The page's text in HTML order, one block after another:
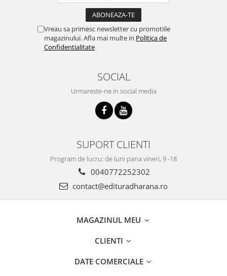
Vreau sa primesc newsletter cu promotiile
magazinului. Afla mai multe in Politica de
Confidentialitate
SOCIAL
Urmareste-ne in social media
SUPORT CLIENTI
Program de lucru: de luni pana vineri, 9 -18
0040772252302
contact@edituradharana.ro
MAGAZINUL MEU
CLIENTI
DATE COMERCIALE